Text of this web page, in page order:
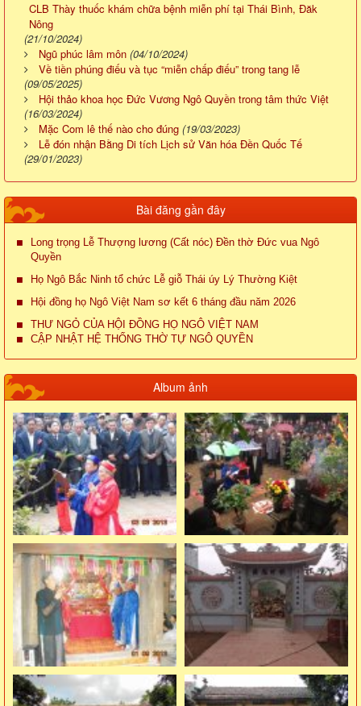
CLB Thày thuốc khám chữa bệnh miễn phí tại Thái Bình, Đăk
Nông
(21/10/2024)
Ngũ phúc lâm môn (04/10/2024)
Về tiền phúng điếu và tục “miễn chấp điếu” trong tang lễ
(09/05/2025)
Hội thảo khoa học Đức Vương Ngô Quyền trong tâm thức Việt
(16/03/2024)
Mặc Com lê thế nào cho đúng (19/03/2023)
Lễ đón nhận Bằng Di tích Lịch sử Văn hóa Đền Quốc Tế
(29/01/2023)
Bài đăng gần đây
Long trọng Lễ Thượng lương (Cất nóc) Đền thờ Đức vua Ngô
Quyền
Họ Ngô Bắc Ninh tổ chức Lễ giỗ Thái úy Lý Thường Kiệt
Hội đồng họ Ngô Việt Nam sơ kết 6 tháng đầu năm 2026
THƯ NGỎ CỦA HỘI ĐỒNG HỌ NGÔ VIỆT NAM
CẬP NHẬT HỆ THỐNG THỜ TỰ NGÔ QUYỀN
Album ảnh